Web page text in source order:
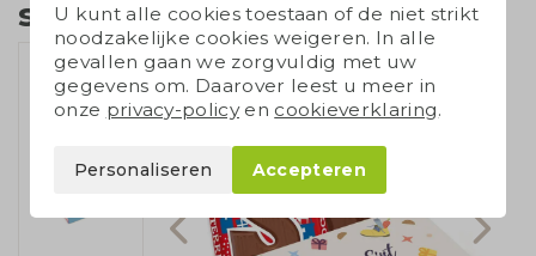
sintreep S
U kunt alle cookies toestaan of de niet strikt
noodzakelijke cookies weigeren. In alle
gevallen gaan we zorgvuldig met uw
gegevens om. Daarover leest u meer in
onze privacy-policyen cookieverklaring.
Personaliseren Accepteren